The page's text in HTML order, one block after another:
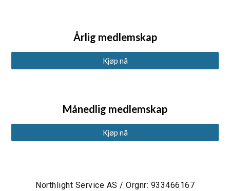
Årlig medlemskap
Kjøp nå
Månedlig medlemskap
Kjøp nå
Northlight Service AS / Orgnr: 933466167